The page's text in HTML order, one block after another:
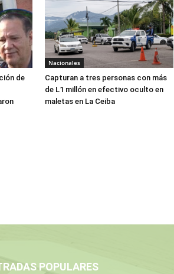
de
Nacionales
Capturan a tres personas con más
de L1 millón en efectivo oculto en
maletas en La Ceiba
POPULARES